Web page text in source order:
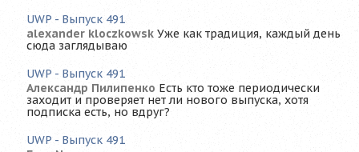
UWP - Выпуск 491
alexander kloczkowsk Уже как традиция, каждый день
сюда заглядываю
UWP - Выпуск 491
Александр Пилипенко Есть кто тоже периодически
заходит и проверяет нет ли нового выпуска, хотя
подписка есть, но вдруг?
UWP - Выпуск 491